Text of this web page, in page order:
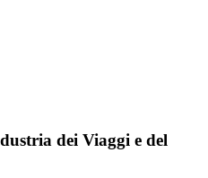
dei Viaggi e del